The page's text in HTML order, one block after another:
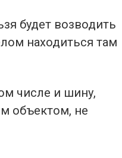
будет возводить
находиться там
числе и шину,
объектом, не